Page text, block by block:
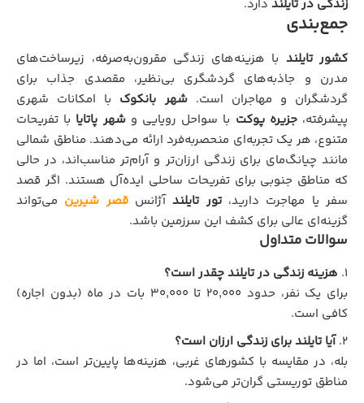
زندگی در تایلند دارد.
جمع‌بندی
کشور تایلند با هزینه‌های زندگی مقرون‌به‌صرفه، زیرساخت‌های
مدرن و جاذبه‌های گردشگری بی‌نظیر، مقصدی جذاب برای
گردشگران و مهاجران است.شهر بانکوک با امکانات شهری
پیشرفته،جزیره پوکت با سواحل رویایی وشهر پاتایا با تفریحات
متنوع، هر یک تجربه‌ای منحصربه‌فرد ارائه می‌دهند. مناطق شمالی
مانند چیانگ‌مای برای زندگی ارزان‌تر و آرام‌تر مناسب‌اند، در حالی
که مناطق جنوبی برای تفریحات ساحلی ایده‌آل هستند. اگر قصد
سفر یا مهاجرت دارید،تور تایلندآژانسقصر شیرین می‌تواند
گزینه‌ای عالی برای کشف این سرزمین باشد.
سوالات متداول
هزینه زندگی در تایلند چقدر است؟
برای یک نفر، حدود ۲۰,۰۰۰ تا ۳۰,۰۰۰ بات در ماه (بدون اجاره)
کافی است.
آیا تایلند برای زندگی ارزان است؟
بله، در مقایسه با کشورهای غربی، هزینه‌ها پایین‌تر است، اما در
مناطق توریستی گران‌تر می‌شود.